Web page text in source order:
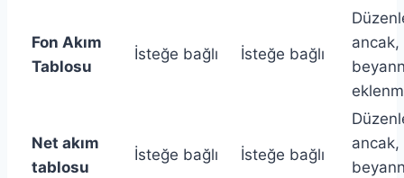
Fon Akım
Tablosu
İsteğe bağlı İsteğe bağlı
ancak,
Net akım
tablosu
İsteğe bağlı İsteğe bağlı
ancak,